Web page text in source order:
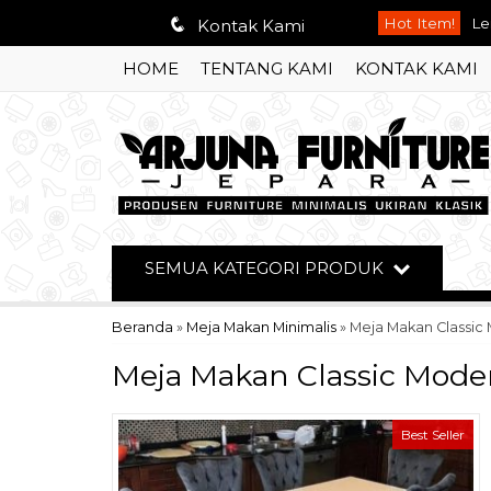
q Kontak Kami Hot Item!
HOME TENTANG KAMI KONTAK KAMI
SEMUA KATEGORI PRODUK
Beranda » Meja Makan Minimalis » Meja Makan Classic
Meja Makan Classic
Best Seller